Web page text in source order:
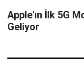
Apple'ın İlk 5G
Geliyor